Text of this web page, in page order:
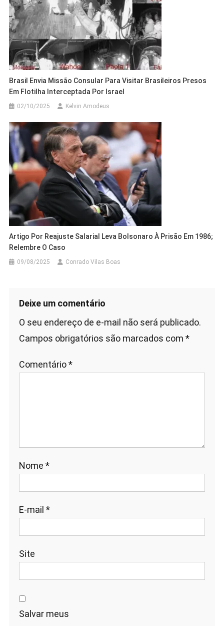
Brasil Envia Missão Consular Para Visitar Brasileiros Presos
Em Flotilha Interceptada Por Israel
02/10/2025 Kelvin Amodeus
Artigo Por Reajuste Salarial Leva Bolsonaro À Prisão Em 1986;
Relembre O Caso
09/08/2025 Conrado Vilas Boas
Deixe um comentário
O seu endereço de e-mail não será publicado.
Campos obrigatórios são marcados com *
Comentário*
Nome *
E-mail *
Site
Salvar meus